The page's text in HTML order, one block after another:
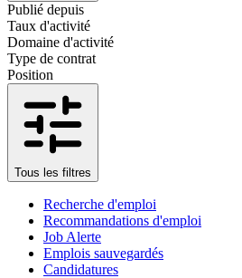
Publié depuis
Taux d'activité
Domaine d'activité
Type de contrat
Position
Tous les filtres
Recherche d'emploi
Recommandations d'emploi
Job Alerte
Emplois sauvegardés
Candidatures